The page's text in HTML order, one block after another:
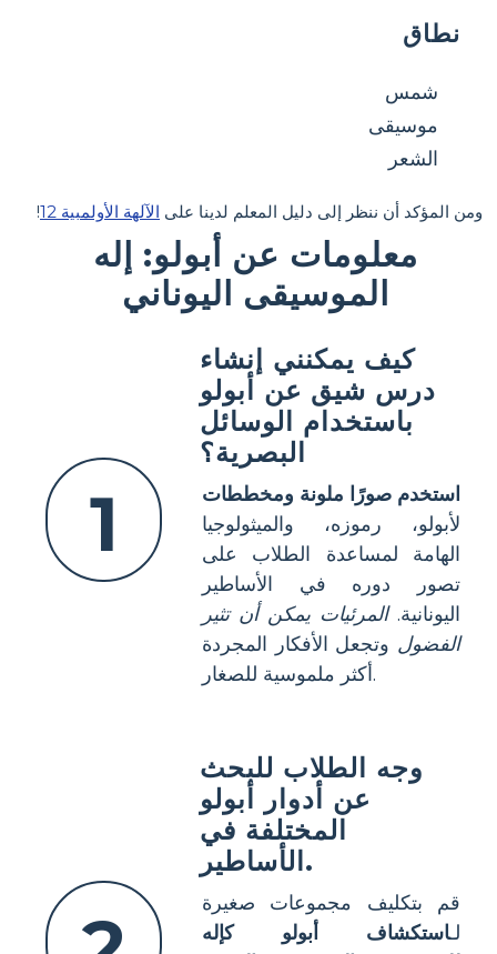
نطاق
شمس
موسيقى
الشعر
ومن المؤكد أن ننظر إلى دليل المعلم لدينا على الآلهة الأولمبية 12 !
معلومات عن أبولو: إله
الموسيقى اليوناني
1
كيف يمكنني إنشاء
درس شيق عن أبولو
باستخدام الوسائل
البصرية؟
استخدم صورًا ملونة ومخططات
لأبولو، رموزه، والميثولوجيا
الهامة لمساعدة الطلاب على
تصور دوره في الأساطير
اليونانية.المرئيات يمكن أن تثير
الفضول وتجعل الأفكار المجردة
أكثر ملموسية للصغار.
وجه الطلاب للبحث
عن أدوار أبولو
المختلفة في
الأساطير.
قم بتكليف مجموعات صغيرة
لـاستكشاف أبولو كإله